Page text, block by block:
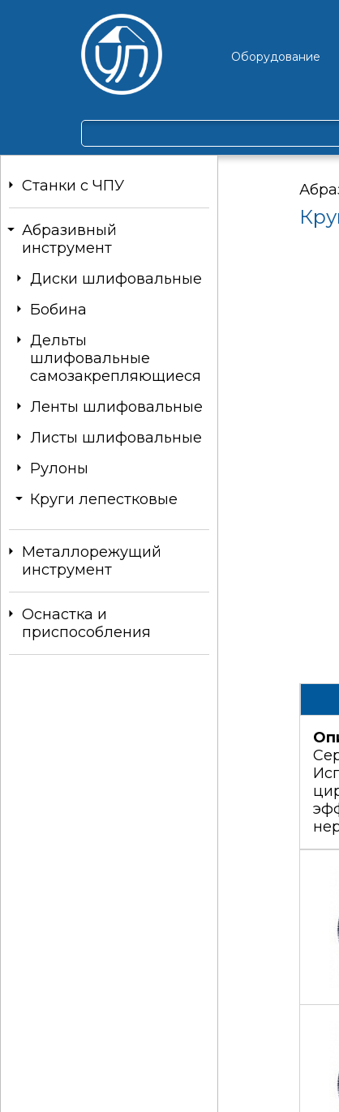
Оборудование
Станки c ЧПУ
Абразивный
инструмент
Диски шлифовальные
Бобина
Дельты
шлифовальные
самозакрепляющиеся
Ленты шлифовальные
Листы шлифовальные
Рулоны
Круги лепестковые
Металлорежущий
инструмент
Оснастка и
приспособления